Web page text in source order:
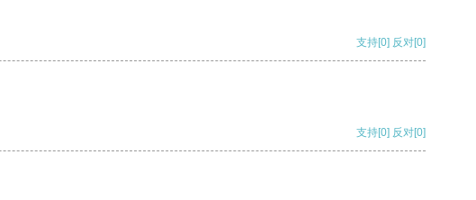
支持[0] 反对[0]
支持[0] 反对[0]